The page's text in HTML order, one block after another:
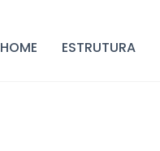
HOME ESTRUTURA